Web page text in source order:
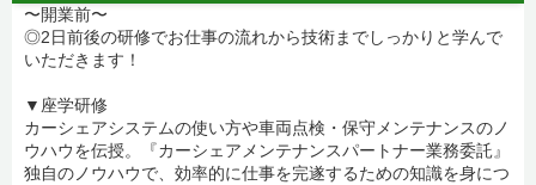
〜開業前〜
◎2日前後の研修でお仕事の流れから技術までしっかりと学んで
いただきます！
▼座学研修
カーシェアシステムの使い方や車両点検・保守メンテナンスのノ
ウハウを伝授。『カーシェアメンテナンスパートナー業務委託』
独自のノウハウで、効率的に仕事を完遂するための知識を身につ